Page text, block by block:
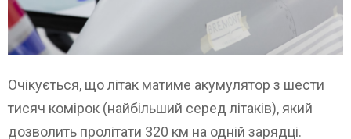
Очікується, що літак матиме акумулятор з шести
тисяч комірок (найбільший серед літаків), який
дозволить пролітати 320 км на одній зарядці.